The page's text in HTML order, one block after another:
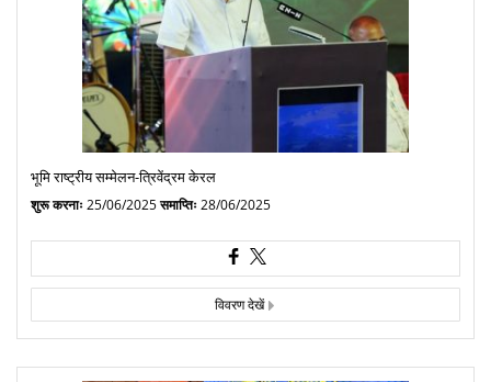
भूमि राष्ट्रीय सम्मेलन-त्रिवेंद्रम केरल
शुरू करनाः 25/06/2025समाप्तिः 28/06/2025
विवरण देखें